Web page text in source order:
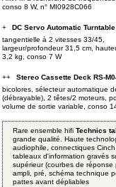
conso 8 W, n° MI0928C066
+
DC Servo Automatic
tangentielle à 2 vitesses 33/45,
largeur/profondeur 31,5 cm,
3,2 kg, conso 7 W
++ Stereo Cassette Deck RS-
bicolores, sélecteur automatique
(débrayable), 2 têtes/2 moteurs,
volume de sortie variable, conso
Rare ensemble hifi Technics
grande qualité. Haute
audiophile, connectiques Cinch
tableaux d'information gravés
supérieur (courbes de réponse
ampli, pré, schéma technique
pattes avant dépliables